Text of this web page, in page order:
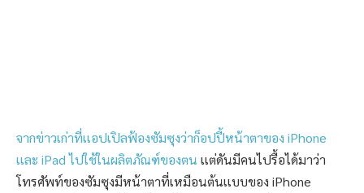
จากข่าวเก่าที่เเอปเปิลฟ้องซัมซุงว่าก็อปปี้หน้าตาของ iPhone
เเละ iPad ไปใช้ในผลิตภัณฑ์ของตน เเต่ดันมีคนไปรื้อได้มาว่า
โทรศัพท์ของซัมซุงมีหน้าตาที่เหมือนต้นเเบบของ iPhone